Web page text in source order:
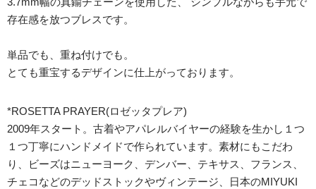
存在感を放つブレスです。
単品でも、重ね付けでも。
とても重宝するデザインに仕上がっております。
*ROSETTA PRAYER(ロゼッタプレア)
2009年スタート。古着やアパレルバイヤーの経験を生かし１つ
１つ丁寧にハンドメイドで作られています。素材にもこだわ
り、ビーズはニューヨーク、デンバー、テキサス、フランス、
チェコなどのデッドストックやヴィンテージ、日本のMIYUKI